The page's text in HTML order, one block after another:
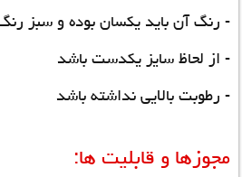
- رنگ آن باید یکسان بوده و سبز
- از لحاظ سایز یکدست باشد
- رطوبت بالایی نداشته باشد
مجوزها و قابلیت ها: